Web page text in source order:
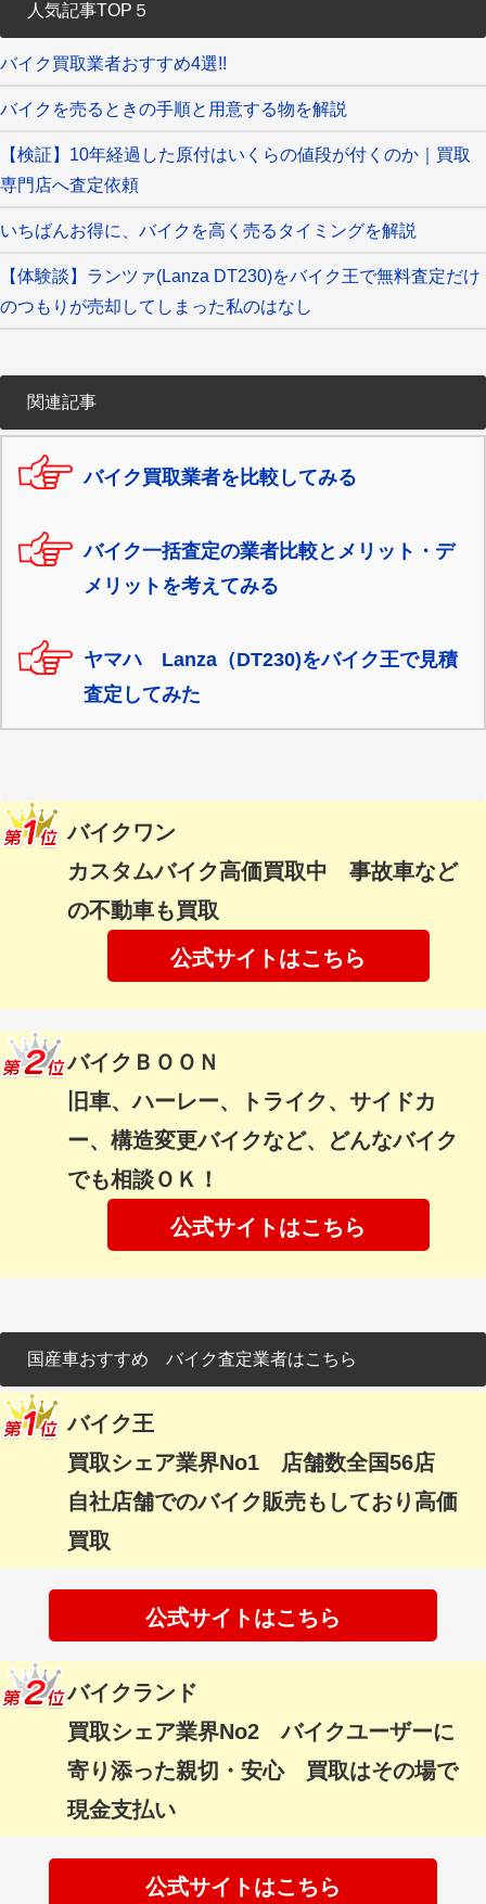
人気記事TOP５
バイク買取業者おすすめ4選!!
バイクを売るときの手順と用意する物を解説
【検証】10年経過した原付はいくらの値段が付くのか｜買取
専門店へ査定依頼
いちばんお得に、バイクを高く売るタイミングを解説
【体験談】ランツァ(Lanza DT230)をバイク王で無料査定だけ
のつもりが売却してしまった私のはなし
関連記事
バイク買取業者を比較してみる
バイク一括査定の業者比較とメリット・デ
メリットを考えてみる
ヤマハ Lanza（DT230)をバイク王で見積
査定してみた
バイクワン
カスタムバイク高価買取中 事故車など
の不動車も買取
公式サイトはこちら
バイクＢＯＯＮ
旧車、ハーレー、トライク、サイドカ
ー、構造変更バイクなど、どんなバイク
でも相談ＯＫ！
公式サイトはこちら
国産車おすすめ バイク査定業者はこちら
バイク王
買取シェア業界No1 店舗数全国56店
自社店舗でのバイク販売もしており高価
買取
公式サイトはこちら
バイクランド
買取シェア業界No2 バイクユーザーに
寄り添った親切・安心 買取はその場で
現金支払い
公式サイトはこちら